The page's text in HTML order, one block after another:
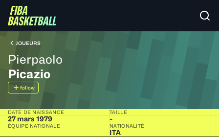
JOUEURS
Pierpaolo
Picazio
follow
DATE DE NAISSANCE
27 mars 1979
TAILLE
-
ÉQUIPE NATIONALE NATIONALITÉ
ITA